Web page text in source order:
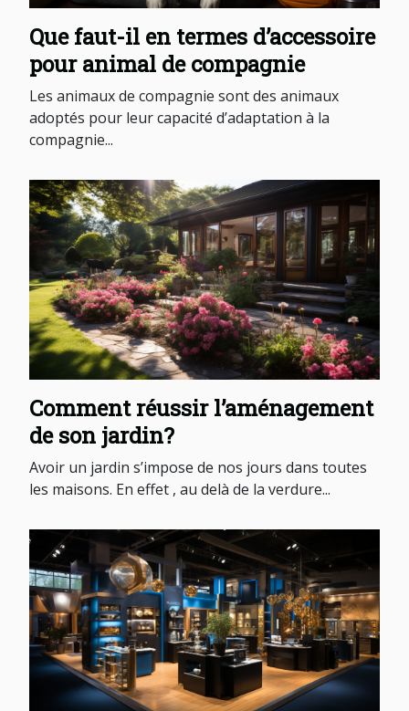
Que faut-il en termes d’accessoire
pour animal de compagnie
Les animaux de compagnie sont des animaux
adoptés pour leur capacité d’adaptation à la
compagnie...
Comment réussir l’aménagement
de son jardin?
Avoir un jardin s’impose de nos jours dans toutes
les maisons. En effet , au delà de la verdure...